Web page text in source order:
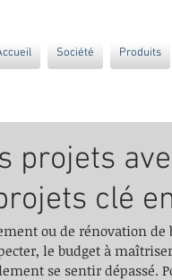
Société Produits
projets
clé
ou de rénovation
le budget à
se sentir dépassé.